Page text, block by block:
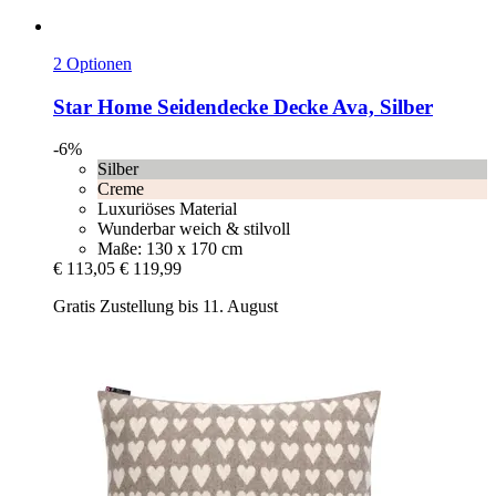
2 Optionen
Star Home Seidendecke Decke Ava, Silber
-6%
Silber
Creme
Luxuriöses Material
Wunderbar weich & stilvoll
Maße: 130 x 170 cm
€ 113,05 € 119,99
Gratis Zustellung bis 11. August